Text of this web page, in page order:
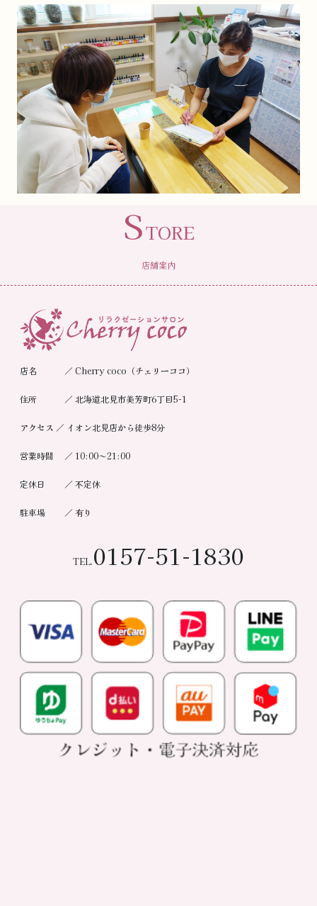
STORE
店舗案内
店名 ／ Cherry coco（チェリーココ）
住所 ／ 北海道北見市美芳町6丁目5-1
アクセス ／ イオン北見店から徒歩8分
営業時間 ／ 10:00～21:00
定休日 ／ 不定休
駐車場 ／ 有り
TEL.0157-51-1830